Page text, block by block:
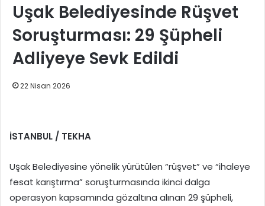
Uşak Belediyesinde Rüşvet
Soruşturması: 29 Şüpheli
Adliyeye Sevk Edildi
22 Nisan 2026
İSTANBUL / TEKHA
Uşak Belediyesine yönelik yürütülen “rüşvet” ve “ihaleye
fesat karıştırma” soruşturmasında ikinci dalga
operasyon kapsamında gözaltına alınan 29 şüpheli,